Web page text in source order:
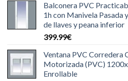
Balconera PVC
1h con Manivela Pasada
de llaves y peana inferior
399.99€
Ventana PVC Corredera
Motorizada (PVC)
Enrollable